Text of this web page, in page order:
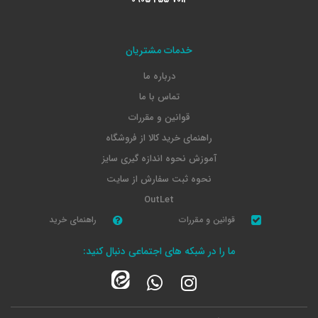
خدمات مشتریان
درباره ما
تماس با ما
قوانین و مقررات
راهنمای خرید کالا از فروشگاه
آموزش نحوه اندازه گیری سایز
نحوه ثبت سفارش از سایت
OutLet
قوانین و مقررات راهنمای خرید
ما را در شبکه های اجتماعی دنبال کنید: